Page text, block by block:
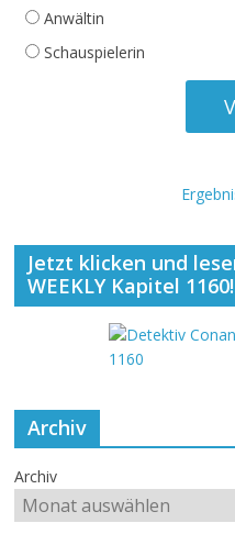
Anwältin
Schauspielerin
Jetzt klicken und
WEEKLY Kapitel 1160!
Archiv
Archiv